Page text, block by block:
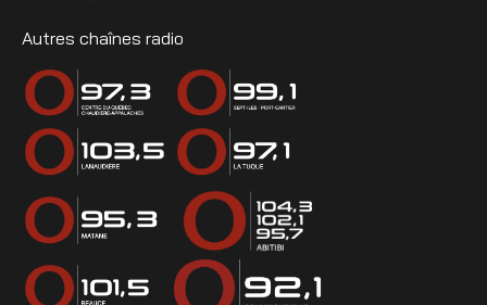
Autres chaînes radio